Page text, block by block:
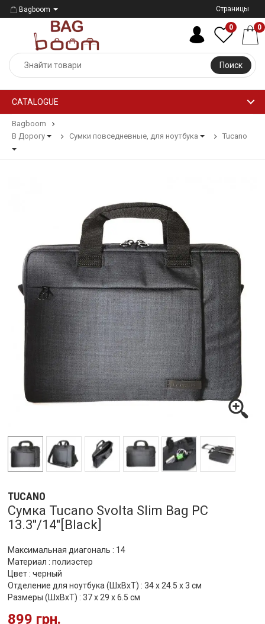
Bagboom Страницы
Поиск
0 0
CATALOGUE
Bagboom
В Дорогу
Сумки повседневные, для ноутбука Tucano
TUCANO
Сумка Tucano Svolta Slim Bag PC
13.3''/14''[Black]
Максимальная диагональ : 14
Материал : полиэстер
Цвет : черный
Отделение для ноутбука (ШхВхТ) : 34 x 24.5 x 3 см
Размеры (ШхВхТ) : 37 x 29 x 6.5 см
899 грн.